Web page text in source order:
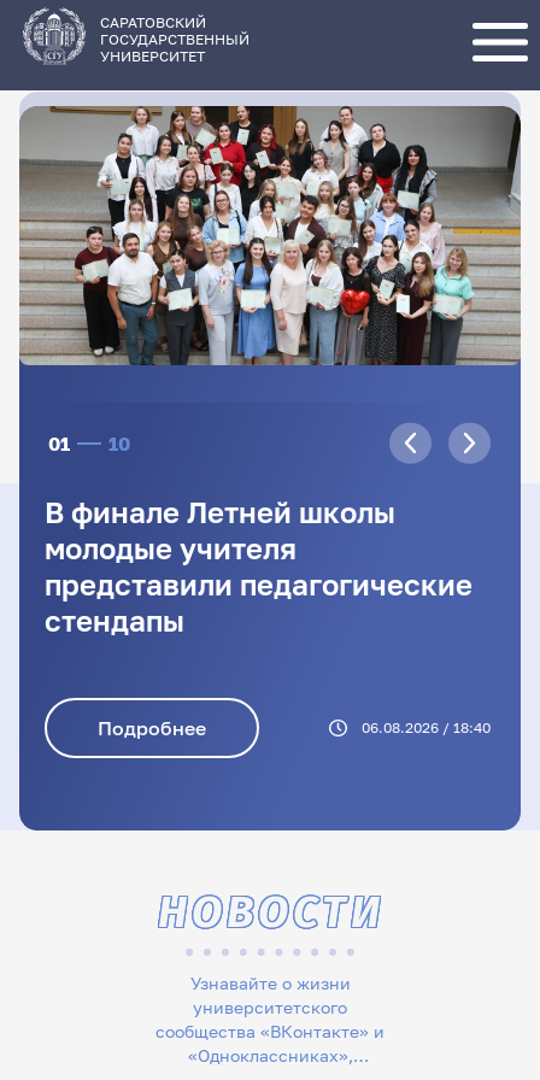
основному
содержанию
САРАТОВСКИЙ
ГОСУДАРСТВЕННЫЙ
УНИВЕРСИТЕТ
01 10
В финале Летней школы
молодые учителя
представили педагогические
стендапы
Подробнее 06.08.2026 / 18:40
Узнавайте о жизни
университетского
сообщества «ВКонтакте» и
«Одноклассниках»,
НОВОСТИ